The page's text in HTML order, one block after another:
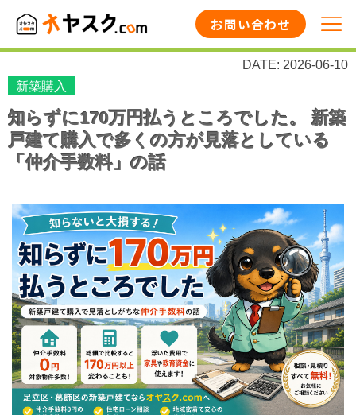
お問い合わせ
DATE: 2026-06-10
新築購入
知らずに170万円払うところでした。 新築
戸建て購入で多くの方が見落としている
「仲介手数料」の話